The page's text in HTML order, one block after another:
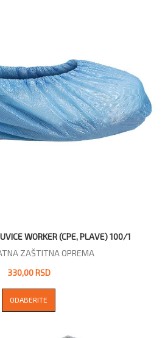
WORKER (CPE, PLAVE) 100/1
ZAŠTITNA OPREMA
330,00 RSD
ODABERITE